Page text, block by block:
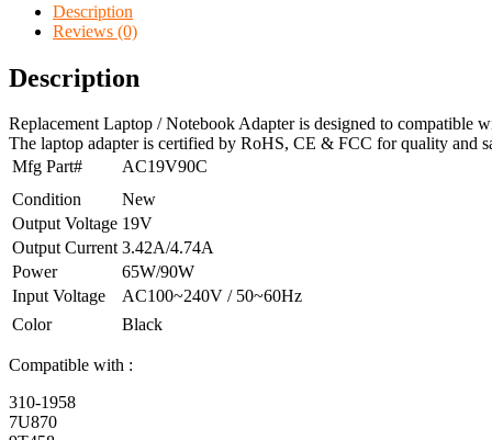
Description
Reviews (0)
Description
Replacement Laptop / Notebook Adapter is designed to compatible
The laptop adapter is certified by RoHS, CE & FCC for quality and
Mfg Part#
AC19V90C
Condition
New
Output Voltage 19V
Output Current 3.42A/4.74A
Power
65W/90W
Input Voltage
AC100~240V / 50~60Hz
Color
Black
Compatible with :
310-1958
7U870